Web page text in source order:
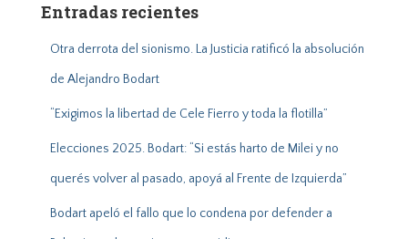
rEntradas recientes
Otra derrota del sionismo. La Justicia ratificó la absolución
de Alejandro Bodart
“Exigimos la libertad de Cele Fierro y toda la flotilla”
Elecciones 2025. Bodart: “Si estás harto de Milei y no
querés volver al pasado, apoyá al Frente de Izquierda”
Bodart apeló el fallo que lo condena por defender a